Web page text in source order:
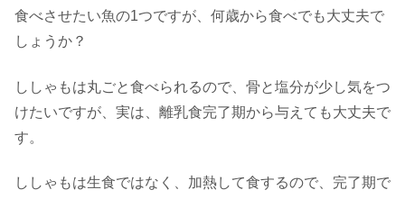
食べさせたい魚の1つですが、何歳から食べでも大丈夫で
しょうか？
ししゃもは丸ごと食べられるので、骨と塩分が少し気をつ
けたいですが、実は、離乳食完了期から与えても大丈夫で
す。
ししゃもは生食ではなく、加熱して食するので、完了期で